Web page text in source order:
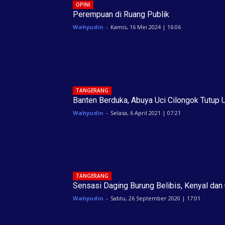
OPINI
Perempuan di Ruang Publik
Wahyudin - Kamis, 16 Mei 2024 | 16:06
TANGERANG
Banten Berduka, Abuya Uci Cilongok Tutup
Wahyudin - Selasa, 6 April 2021 | 07:21
TANGERANG
Sensasi Daging Burung Belibis, Kenyal dan
Wahyudin - Sabtu, 26 September 2020 | 17:01